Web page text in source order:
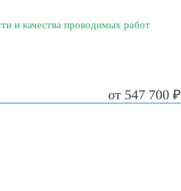
и качества проводимых работ
от 547 700 ₽